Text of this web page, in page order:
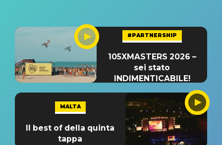
#PARTNERSHIP
105XMASTERS 2026 –
sei stato
INDIMENTICABILE!
MALTA
Il best of della quinta
tappa